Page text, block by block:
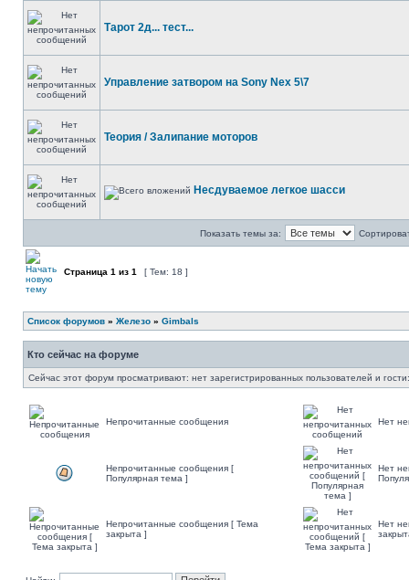
Тарот 2д... тест...
Управление затвором на Sony Nex 5\7
Теория / Залипание моторов
Несдуваемое легкое шасси
Показать темы за:
Страница 1 из 1 [ Тем: 18 ]
Список форумов » Железо » Gimbals
Кто сейчас на форуме
Сейчас этот форум просматривают: нет зарегистрированных пользователей и
Непрочитанные сообщения Нет
Непрочитанные сообщения [
Популярная тема ]
Нет
Непрочитанные сообщения [ Тема
закрыта ]
Нет